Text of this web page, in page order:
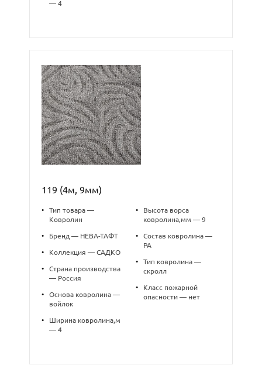
— 4
119 (4м, 9мм)
•
Тип товара —
Ковролин
• Бренд — НЕВА-ТАФТ
• Коллекция — САДКО
•
Страна производства
— Россия
•
Основа ковролина —
войлок
•
Ширина ковролина,м
— 4
•
Высота ворса
ковролина,мм — 9
•
Состав ковролина —
PA
•
Тип ковролина —
скролл
•
Класс пожарной
опасности — нет